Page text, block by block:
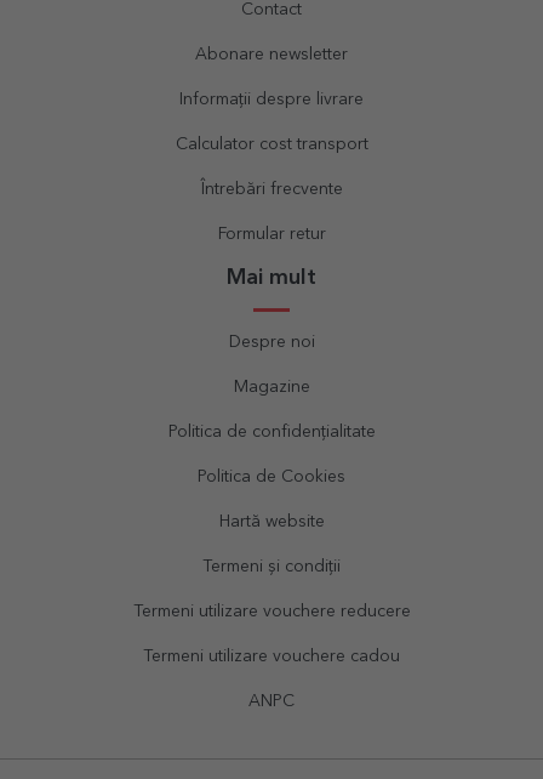
Contact
Abonare newsletter
Informații despre livrare
Calculator cost transport
Întrebări frecvente
Formular retur
Mai mult
Despre noi
Magazine
Politica de confidențialitate
Politica de Cookies
Hartă website
Termeni și condiții
Termeni utilizare vouchere reducere
Termeni utilizare vouchere cadou
ANPC